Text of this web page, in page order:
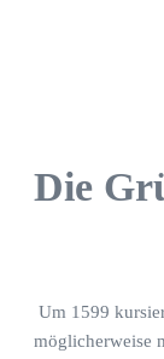
Die
Um 1599
möglicherweise